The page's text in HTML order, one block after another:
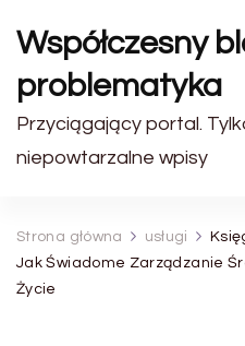
Współczesny
problematyka
Przyciągający portal.
niepowtarzalne wpisy
Strona główna usługi
Jak Świadome Zarządzanie
Życie